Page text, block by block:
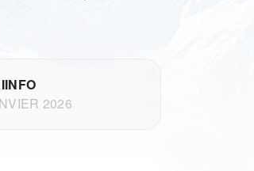
2026